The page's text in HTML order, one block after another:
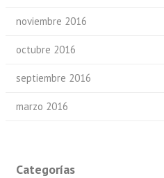
noviembre 2016
octubre 2016
septiembre 2016
marzo 2016
Categorías